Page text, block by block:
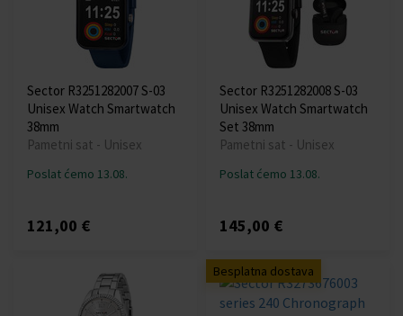
Sector R3251282007 S-03
Unisex Watch Smartwatch
38mm
Pametni sat - Unisex
Poslat ćemo 13.08.
121,00 €
Sector R3251282008 S-03
Unisex Watch Smartwatch
Set 38mm
Pametni sat - Unisex
Poslat ćemo 13.08.
145,00 €
Besplatna dostava